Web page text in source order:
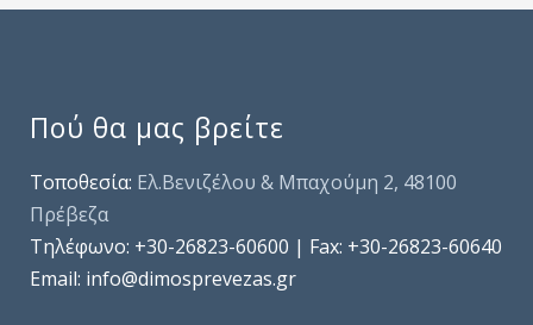
Πού θα μας βρείτε
Τοποθεσία: Ελ.Βενιζέλου & Μπαχούμη 2, 48100
Πρέβεζα
Τηλέφωνo: +30-26823-60600 | Fax: +30-26823-60640
Email: info@dimosprevezas.gr